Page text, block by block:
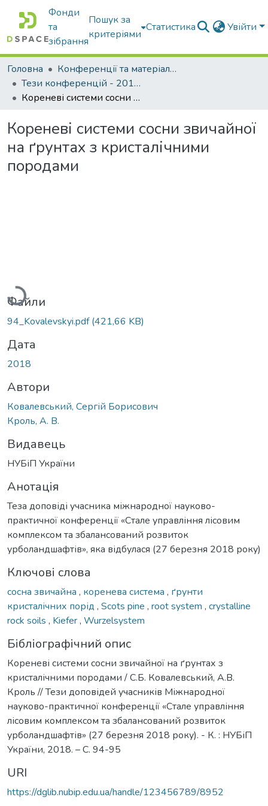
Фонди
та
зібрання
Пошук за
критеріями
Статистика Увійти
Головна
Конференції та матеріали конференцій
Тези конференцій - 2015 - 2018
Кореневі системи сосни звичайної на ґрунтах з кристалічними породами
Кореневі системи сосни звичайної
на ґрунтах з кристалічними
породами
Вантажиться...
Файли
94_Kovalevskyi.pdf(421,66 KB)
Дата
2018
Автори
Ковалевський, Сергій Борисович
Кроль, А. В.
Видавець
НУБіП України
Анотація
Теза доповіді учасника міжнародної науково-
практичної конференції «Стале управління лісовим
комплексом та збалансований розвиток
урболандшафтів», яка відбулася (27 березня 2018 року)
Ключові слова
сосна звичайна , коренева система , ґрунти
кристалічних порід , Scots pine , root system , crystalline
rock soils , Kiefer, Wurzelsystem
Бібліографічний опис
Кореневі системи сосни звичайної на ґрунтах з
кристалічними породами / С.Б. Ковалевський, А.В.
Кроль // Тези доповідей учасників Міжнародної
науково-практичної конференції «Стале управління
лісовим комплексом та збалансований розвиток
урболандшафтів» (27 березня 2018 року). - К. : НУБіП
України, 2018. – С. 94-95
URI
https://dglib.nubip.edu.ua/handle/123456789/8952